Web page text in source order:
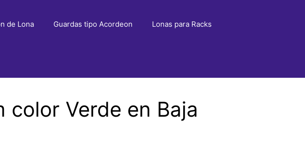
de Lona Guardas tipo Acordeon Lonas para Racks
Verde en Baja